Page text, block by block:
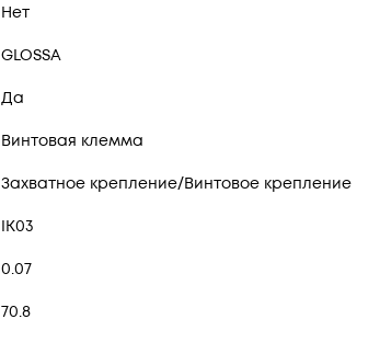
Нет
GLOSSA
Да
Винтовая клемма
Захватное крепление/Винтовое крепление
IK03
0.07
70.8